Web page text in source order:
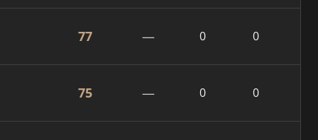
77 — 0 0
75 — 0 0